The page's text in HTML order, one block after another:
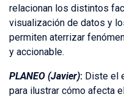
relacionan los distintos
visualización de datos y
permiten aterrizar
y accionable.
PLANEO (Javier): Diste el
para ilustrar cómo afecta